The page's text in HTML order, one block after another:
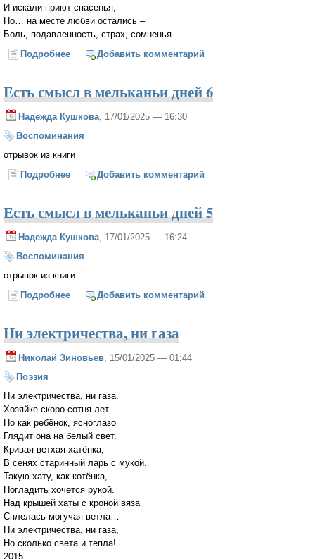
И искали приют спасенья,
Но… на месте любви остались –
Боль, подавленность, страх, сомненья.
Подробнее о Две души
Добавить комментарий
Есть смысл в мельканьи дней 6
Надежда Кушкова, 17/01/2025 — 16:30
Воспоминания
отрывок из книги
Подробнее о Есть смысл в мельканьи дней 6
Добавить комментарий
Есть смысл в мельканьи дней 5
Надежда Кушкова, 17/01/2025 — 16:24
Воспоминания
отрывок из книги
Подробнее о Есть смысл в мельканьи дней 5
Добавить комментарий
Ни электричества, ни газа
Николай Зиновьев, 15/01/2025 — 01:44
Поэзия
Ни электричества, ни газа.
Хозяйке скоро сотня лет.
Но как ребёнок, ясноглазо
Глядит она на белый свет.
Кривая ветхая хатёнка,
В сенях старинный ларь с мукой.
Такую хату, как котёнка,
Погладить хочется рукой.
Над крышей хаты с кроной вяза
Сплелась могучая ветла…
Ни электричества, ни газа,
Но сколько света и тепла!
2015